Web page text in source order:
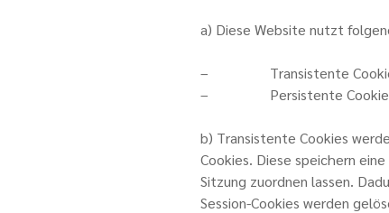
a) Diese Website nutzt
– Transistente Cookies
– Persistente Cookies
b) Transistente Cookies
Cookies. Diese speichern
Sitzung zuordnen lassen.
Session-Cookies werden